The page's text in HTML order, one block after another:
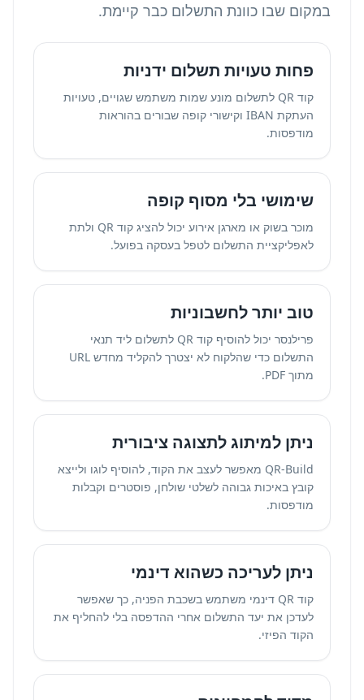
במקום שבו כוונת התשלום כבר קיימת.
פחות טעויות תשלום ידניות
קוד QR לתשלום מונע שמות משתמש שגויים, טעויות
העתקת IBAN וקישורי קופה שבורים בהוראות
מודפסות.
שימושי בלי מסוף קופה
מוכר בשוק או מארגן אירוע יכול להציג קוד QR ולתת
לאפליקציית התשלום לטפל בעסקה בפועל.
טוב יותר לחשבוניות
פרילנסר יכול להוסיף קוד QR לתשלום ליד תנאי
התשלום כדי שהלקוח לא יצטרך להקליד מחדש URL
מתוך PDF.
ניתן למיתוג לתצוגה ציבורית
QR-Build מאפשר לעצב את הקוד, להוסיף לוגו ולייצא
קובץ באיכות גבוהה לשלטי שולחן, פוסטרים וקבלות
מודפסות.
ניתן לעריכה כשהוא דינמי
קוד QR דינמי משתמש בשכבת הפניה, כך שאפשר
לעדכן את יעד התשלום אחרי ההדפסה בלי להחליף את
הקוד הפיזי.